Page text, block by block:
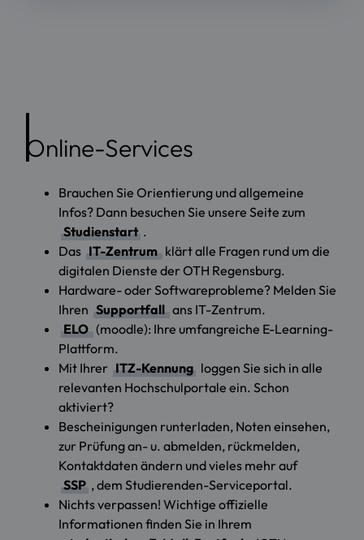
Online-Services
Brauchen Sie Orientierung und allgemeine
Infos? Dann besuchen Sie unsere Seite zum
Studienstart .
Das IT-Zentrum klärt alle Fragen rund um die
digitalen Dienste der OTH Regensburg.
Hardware- oder Softwareprobleme? Melden Sie
Ihren Supportfall ans IT-Zentrum.
ELO (moodle): Ihre umfangreiche E-Learning-
Plattform.
Mit Ihrer ITZ-Kennung loggen Sie sich in alle
relevanten Hochschulportale ein. Schon
aktiviert?
Bescheinigungen runterladen, Noten einsehen,
zur Prüfung an- u. abmelden, rückmelden,
Kontaktdaten ändern und vieles mehr auf
SSP , dem Studierenden-Serviceportal.
Nichts verpassen! Wichtige offizielle
Informationen finden Sie in Ihrem